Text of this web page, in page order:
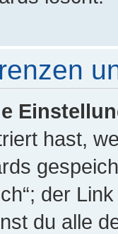
hast,
der
du alle